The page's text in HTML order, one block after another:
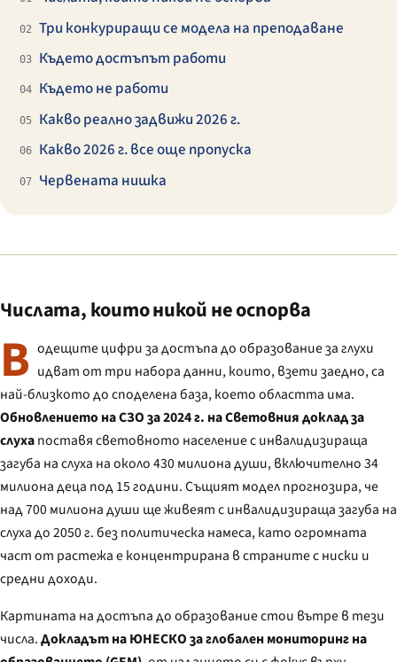
02 Три конкуриращи се модела на преподаване
03 Където достъпът работи
04 Където не работи
05 Какво реално задвижи 2026 г.
06 Какво 2026 г. все още пропуска
07 Червената нишка
Числата, които никой не оспорва
В одещите цифри за достъпа до образование за глухи
идват от три набора данни, които, взети заедно, са
най-близкото до споделена база, което областта има.
Обновлението на СЗО за 2024 г. на Световния доклад за
слухапоставя световното население с инвалидизираща
загуба на слуха на около 430 милиона души, включително 34
милиона деца под 15 години. Същият модел прогнозира, че
над 700 милиона души ще живеят с инвалидизираща загуба на
слуха до 2050 г. без политическа намеса, като огромната
част от растежа е концентрирана в страните с ниски и
средни доходи.
Картината на достъпа до образование стои вътре в тези
числа.Докладът на ЮНЕСКО за глобален мониторинг на